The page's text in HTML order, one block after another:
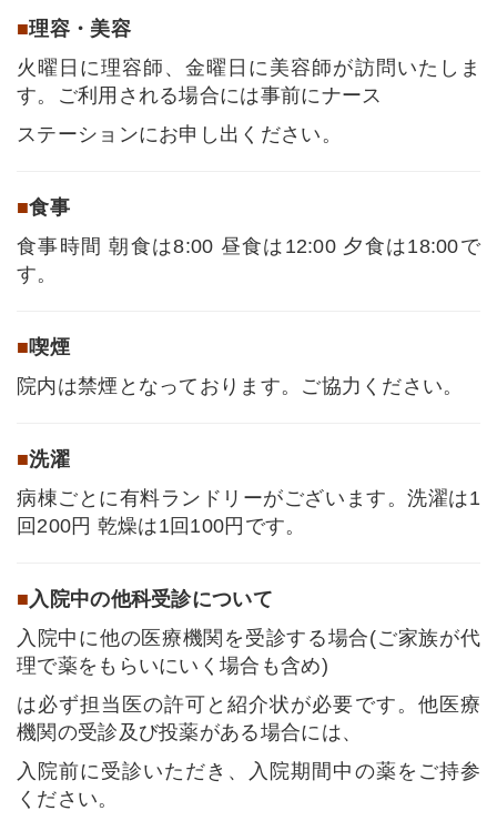
■理容・美容
火曜日に理容師、金曜日に美容師が訪問いたしま
す。ご利用される場合には事前にナース
ステーションにお申し出ください。
■食事
食事時間 朝食は8:00 昼食は12:00 夕食は18:00で
す。
■喫煙
院内は禁煙となっております。ご協力ください。
■洗濯
病棟ごとに有料ランドリーがございます。洗濯は1
回200円 乾燥は1回100円です。
■ 入院中の他科受診について
入院中に他の医療機関を受診する場合(ご家族が代
理で薬をもらいにいく場合も含め)
は必ず担当医の許可と紹介状が必要です。他医療
機関の受診及び投薬がある場合には、
入院前に受診いただき、入院期間中の薬をご持参
ください。